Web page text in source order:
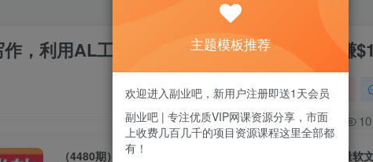
作，利用AL工具快速完成高质量软文，每单赚
关注
10
主题模板推荐
欢迎进入副业吧，新用户注册即送1天会员
副业吧 | 专注优质VIP网课资源分享，市面
上收费几百几千的项目资源课程这里全部都
有！